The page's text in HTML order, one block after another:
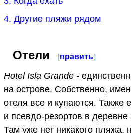
4. Другие пляжи рядом
Отели [править]
Hotel Isla Grande -
на острове. Собственно,
отеля все и купаются. Также
и псевдо-резортов в
Там уже нет никакого пляжа,